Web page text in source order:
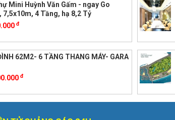
Mini Huỳnh Văn Gấm - ngay Go
4 Tầng, hạ 8,2 Tỷ
đ
62M2- 6 TẦNG THANG MÁY- GARA
đ